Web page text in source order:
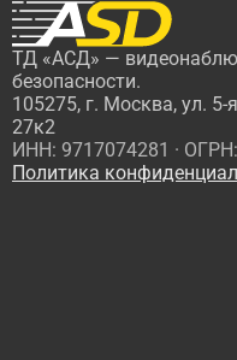
ТД «АСД» —
безопасности.
105275, г. Москва, ул.
27к2
ИНН: 9717074281 ·
Политика